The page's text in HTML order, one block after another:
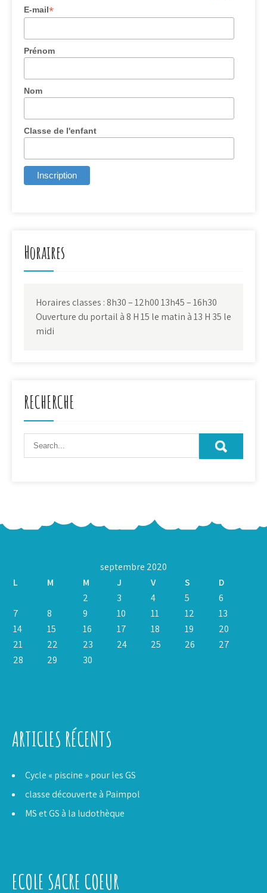
E-mail*
Prénom
Nom
Classe de l'enfant
Horaires
Horaires classes : 8h30 – 12h00 13h45 – 16h30
Ouverture du portail à 8 H 15 le matin à 13 H 35 le
midi
RECHERCHE
septembre 2020
L
M M J V S
D
2 3 4 5
6
7
8 9 10 11 12
13
14
15 16 17 18 19
20
21
22 23 24 25 26
27
28
29
30
ARTICLES RÉCENTS
Cycle « piscine » pour les GS
classe découverte à Paimpol
MS et GS à la ludothèque
ECOLE SACRE COEUR